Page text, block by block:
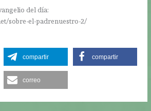
del día:
sobre-el-padrenuestro-2/
compartir compartir
correo